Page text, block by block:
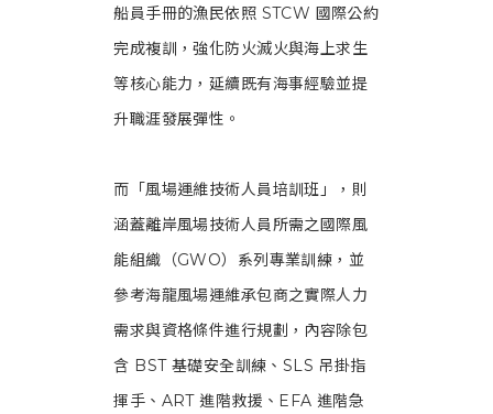
船員手冊的漁民依照 STCW 國際公約
完成複訓，強化防火滅火與海上求生
等核心能力，延續既有海事經驗並提
升職涯發展彈性。
而「風場運維技術人員培訓班」，則
涵蓋離岸風場技術人員所需之國際風
能組織（GWO）系列專業訓練，並
參考海龍風場運維承包商之實際人力
需求與資格條件進行規劃，內容除包
含 BST 基礎安全訓練、SLS 吊掛指
揮手、ART 進階救援、EFA 進階急